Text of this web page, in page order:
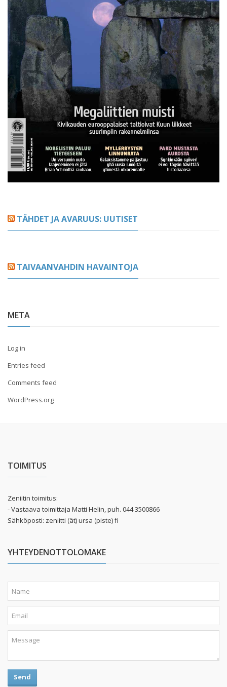
TÄHDET JA AVARUUS: UUTISET
TAIVAANVAHDIN HAVAINTOJA
META
Log in
Entries feed
Comments feed
WordPress.org
TOIMITUS
Zeniitin toimitus:
- Vastaava toimittaja Matti Helin, puh. 044 3500866
Sähköposti: zeniitti (ät) ursa (piste) fi
YHTEYDENOTTOLOMAKE
Send